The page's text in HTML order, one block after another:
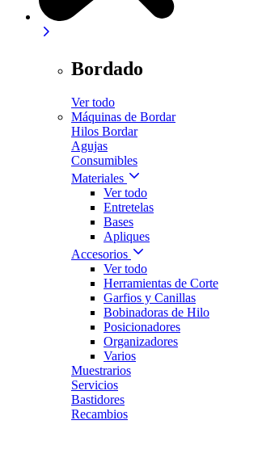
Bordado
Ver todo
Máquinas de Bordar
Hilos Bordar
Agujas
Consumibles
Materiales
Ver todo
Entretelas
Bases
Apliques
Accesorios
Ver todo
Herramientas de Corte
Garfios y Canillas
Bobinadoras de Hilo
Posicionadores
Organizadores
Varios
Muestrarios
Servicios
Bastidores
Recambios